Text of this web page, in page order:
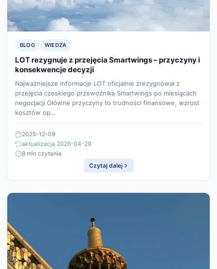
BLOG WIEDZA
LOT rezygnuje z przejęcia Smartwings – przyczyny i
konsekwencje decyzji
Najważniejsze informacje LOT oficjalnie zrezygnował z
przejęcia czeskiego przewoźnika Smartwings po miesiącach
negocjacji Główne przyczyny to trudności finansowe, wzrost
kosztów op…
2025-12-09
aktualizacja 2026-04-29
8 min czytania
Czytaj dalej